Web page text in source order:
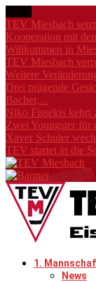
TEV Miesbach
Kooperation mit
Willkommen in
TEV Miesbach
Weitere
Drei prägende
Bacher,...
Niko Fissekis kehrt
Zwei Youngster für
Xaver Schuler
TEV startet in die
1.
News